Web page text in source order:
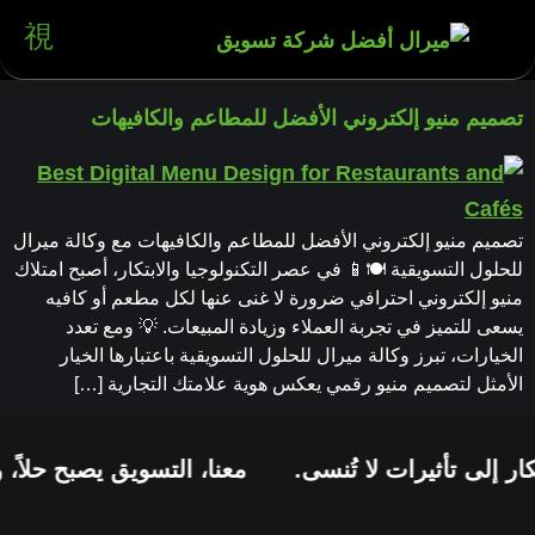
تصميم منيو إلكتروني الأفضل للمطاعم والكافيهات
تصميم منيو إلكتروني الأفضل للمطاعم والكافيهات مع وكالة ميرال
للحلول التسويقية 🍽️📱 في عصر التكنولوجيا والابتكار، أصبح امتلاك
منيو إلكتروني احترافي ضرورة لا غنى عنها لكل مطعم أو كافيه
يسعى للتميز في تجربة العملاء وزيادة المبيعات. 💡 ومع تعدد
الخيارات، تبرز وكالة ميرال للحلول التسويقية باعتبارها الخيار
الأمثل لتصميم منيو رقمي يعكس هوية علامتك التجارية […]
معنا، التسويق يصبح إلى تأثيرات لا تُنسى.